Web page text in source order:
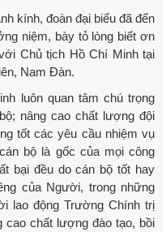
kính, đoàn đại biểu đã đến
niệm, bày tỏ lòng biết ơn
Chủ tịch Hồ Chí Minh tại
Nam Đàn.
luôn quan tâm chú trọng
nâng cao chất lượng đội
tốt các yêu cầu nhiệm vụ
bộ là gốc của mọi công
bại đều do cán bộ tốt hay
của Người, trong những
lao động Trường Chính trị
cao chất lượng đào tạo, bồi